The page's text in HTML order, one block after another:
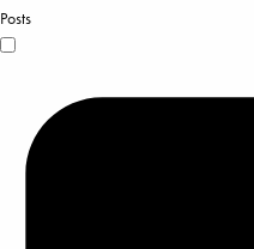
Posts